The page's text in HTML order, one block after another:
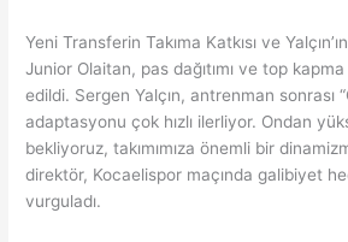
Yeni Transferin Takıma Katkısı ve
Junior Olaitan, pas dağıtımı ve top
edildi. Sergen Yalçın, antrenman sonrası
adaptasyonu çok hızlı ilerliyor. Ondan
bekliyoruz, takımımıza önemli bir
direktör, Kocaelispor maçında galibiyet
vurguladı.